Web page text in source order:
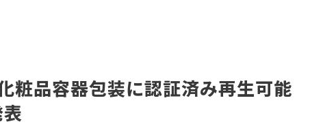
品容器包装に認証済み再生可能